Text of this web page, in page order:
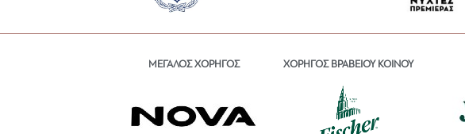
ΜΕΓΑΛΟΣ ΧΟΡΗΓΟΣ ΧΟΡΗΓΟΣ ΒΡΑΒΕΙΟΥ ΚΟΙΝΟΥ